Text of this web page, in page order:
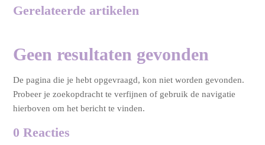
Gerelateerde artikelen
Geen resultaten gevonden
De pagina die je hebt opgevraagd, kon niet worden gevonden.
Probeer je zoekopdracht te verfijnen of gebruik de navigatie
hierboven om het bericht te vinden.
0 Reacties